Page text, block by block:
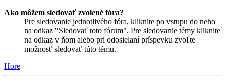
Ako môžem sledovať zvolené fóra?
Pre sledovanie jednotlivého fóra, kliknite po vstupu do neho
na odkaz "Sledovať toto fórum". Pre sledovanie témy kliknite
na odkaz v ňom alebo pri odosielaní príspevku zvoľte
možnosť sledovať túto tému.
Hore